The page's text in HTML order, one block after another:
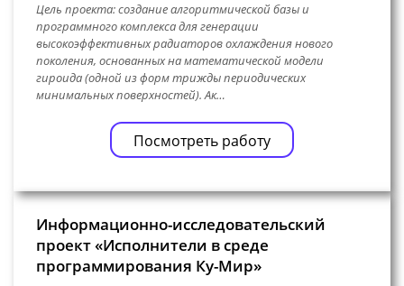
Цель проекта: создание алгоритмической базы и
программного комплекса для генерации
высокоэффективных радиаторов охлаждения нового
поколения, основанных на математической модели
гироида (одной из форм трижды периодических
минимальных поверхностей). Ак…
Посмотреть работу
Информационно-исследовательский
проект «Исполнители в среде
программирования Ку-Мир»